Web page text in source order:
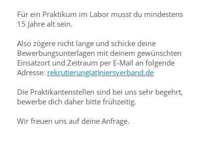
Für ein Praktikum im Labor musst du mindestens
15 Jahre alt sein.
Also zögere nicht lange und schicke deine
Bewerbungsunterlagen mit deinem gewünschten
Einsatzort und Zeitraum per E-Mail an folgende
Adresse: rekrutierung(at)niersverband.de
Die Praktikantenstellen sind bei uns sehr begehrt,
bewerbe dich daher bitte frühzeitig.
Wir freuen uns auf deine Anfrage.